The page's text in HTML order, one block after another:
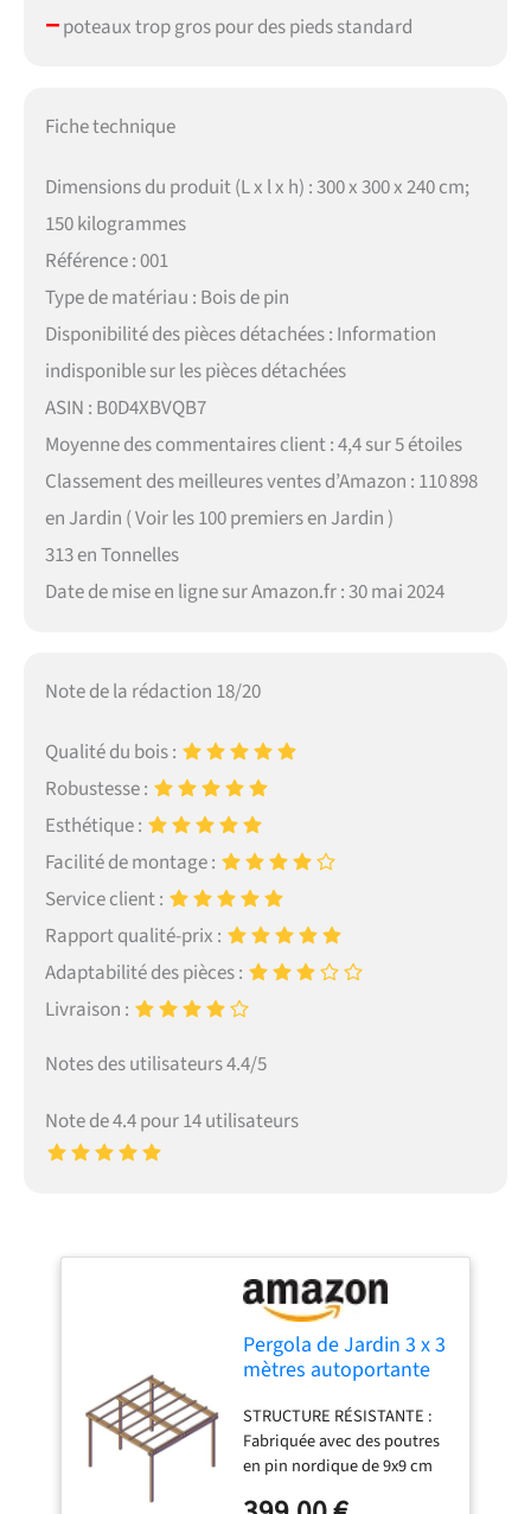
–poteaux trop gros pour des pieds standard
Fiche technique
Dimensions du produit (L x l x h) : 300 x 300 x 240 cm;
150 kilogrammes
Référence : 001
Type de matériau : Bois de pin
Disponibilité des pièces détachées : Information
indisponible sur les pièces détachées
ASIN : B0D4XBVQB7
Moyenne des commentaires client : 4,4 sur 5 étoiles
Classement des meilleures ventes d’Amazon : 110 898
en Jardin ( Voir les 100 premiers en Jardin )
313 en Tonnelles
Date de mise en ligne sur Amazon.fr : 30 mai 2024
Note de la rédaction 18/20
Qualité du bois :
Robustesse :
Esthétique :
Facilité de montage :
Service client :
Rapport qualité-prix :
Adaptabilité des pièces :
Livraison :
Notes des utilisateurs 4.4/5
Note de 4.4 pour 14 utilisateurs
Pergola de Jardin 3 x 3
mètres autoportante
Classe 4, Facile à
Monter
STRUCTURE RÉSISTANTE :
Fabriquée avec des poutres
en pin nordique de 9x9 cm